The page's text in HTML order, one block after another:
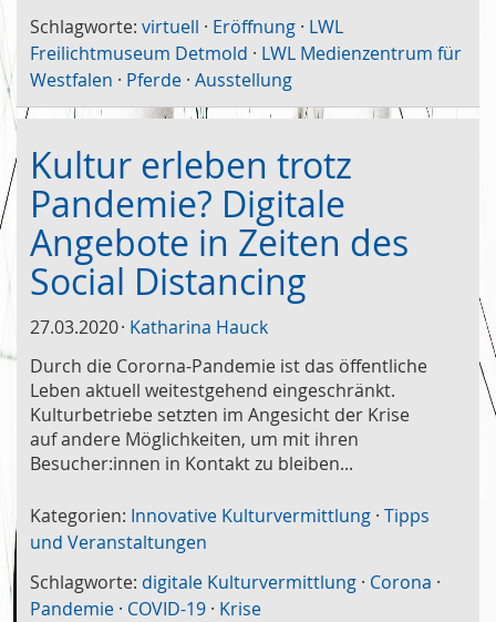
Schlagworte: virtuell · Eröffnung · LWL
Freilichtmuseum Detmold · LWL Medienzentrum für
Westfalen · Pferde · Ausstellung
Kultur erleben trotz
Pandemie? Digitale
Angebote in Zeiten des
Social Distancing
27.03.2020 Katharina Hauck
Durch die Cororna-Pandemie ist das öffentliche
Leben aktuell weitestgehend eingeschränkt.
Kulturbetriebe setzten im Angesicht der Krise
auf andere Möglichkeiten, um mit ihren
Besucher:innen in Kontakt zu bleiben...
Kategorien: Innovative Kulturvermittlung · Tipps
und Veranstaltungen
Schlagworte: digitale Kulturvermittlung · Corona ·
Pandemie · COVID-19 · Krise